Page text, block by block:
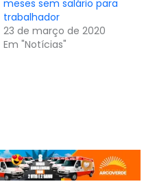
meses sem salário para
trabalhador
23 de março de 2020
Em "Notícias"